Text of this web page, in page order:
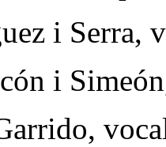
i Serra,
i